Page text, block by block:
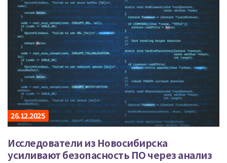
26.12.2025
Исследователи из Новосибирска
усиливают безопасность ПО через анализ